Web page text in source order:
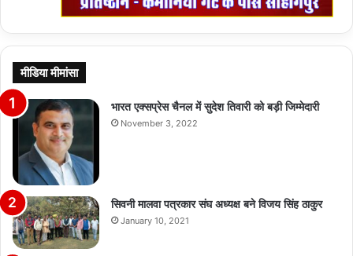
मीडिया मीमांसा
भारत एक्सप्रेस चैनल में सुदेश तिवारी को बड़ी जिम्मेदारी
November 3, 2022
सिवनी मालवा पत्रकार संघ अध्यक्ष बने विजय सिंह ठाकुर
January 10, 2021